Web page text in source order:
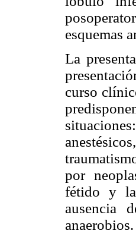
esquemas
La
curso
por
fétido y
ausencia